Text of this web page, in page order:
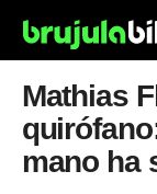
Mathias
mano ha